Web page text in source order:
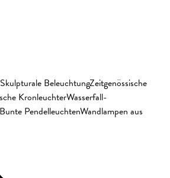
Skulpturale BeleuchtungZeitgenössische
KronleuchterWasserfall-
Bunte PendelleuchtenWandlampen aus